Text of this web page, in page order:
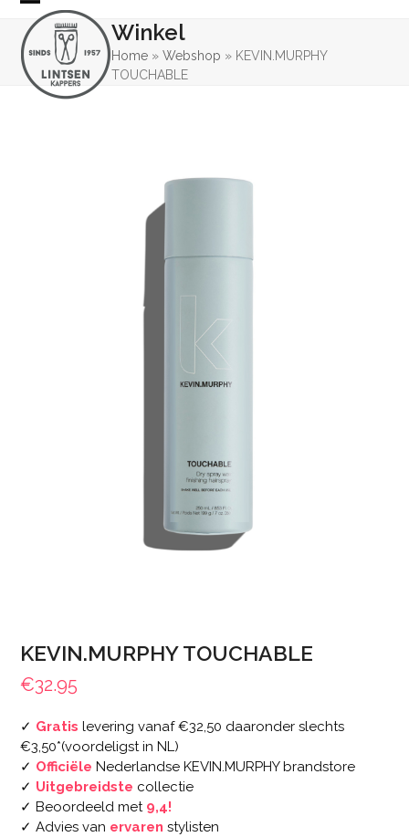
Skip
content
Open
mobile
menu
Close
mobile
menu
Winkel
Home »Webshop » KEVIN.MURPHY
TOUCHABLE
KEVIN.MURPHY TOUCHABLE
€32.95
✓ Gratis levering vanaf €32,50 daaronder slechts
€3,50*(voordeligst in NL)
✓ Officiële Nederlandse KEVIN.MURPHY brandstore
✓ Uitgebreidste collectie
✓ Beoordeeld met 9,4!
✓ Advies van ervaren stylisten